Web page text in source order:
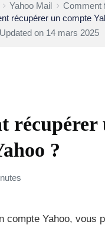
Yahoo Mail
Comment
récupérer un compte
Updated on 14 mars 2025
récupérer
?
compte Yahoo, vous